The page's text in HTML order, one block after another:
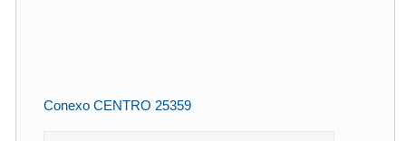
Conexo CENTRO 25359